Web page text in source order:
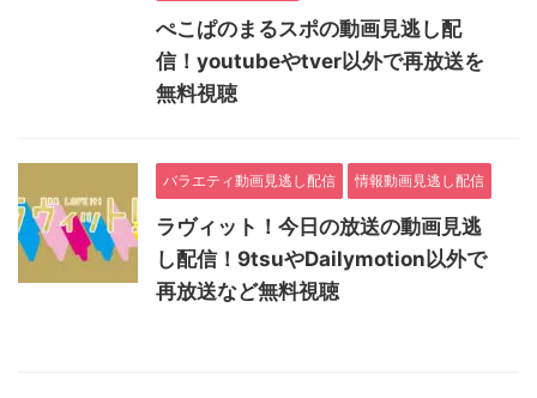
ぺこぱのまるスポの動画見逃し配
信！youtubeやtver以外で再放送を
無料視聴
バラエティ動画見逃し配信 情報動画見逃し配信
ラヴィット！今日の放送の動画見逃
し配信！9tsuやDailymotion以外で
再放送など無料視聴